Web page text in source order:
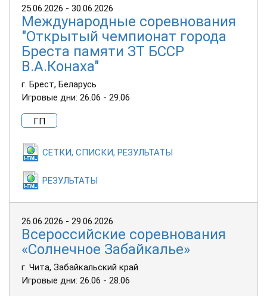
25.06.2026 - 30.06.2026
Международные соревнования
"Открытый чемпионат города
Бреста памяти ЗТ БССР
В.А.Конаха"
г. Брест, Беларусь
Игровые дни: 26.06 - 29.06
ГП
СЕТКИ, СПИСКИ, РЕЗУЛЬТАТЫ
РЕЗУЛЬТАТЫ
26.06.2026 - 29.06.2026
Всероссийские соревнования
«Солнечное Забайкалье»
г. Чита, Забайкальский край
Игровые дни: 26.06 - 28.06